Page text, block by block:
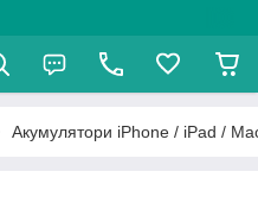
Акумулятори iPhone / iPad /